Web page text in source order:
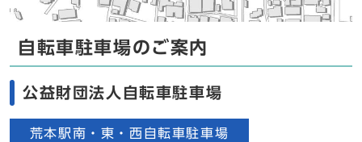
自転車駐車場のご案内
公益財団法人自転車駐車場
荒本駅南・東・西自転車駐車場